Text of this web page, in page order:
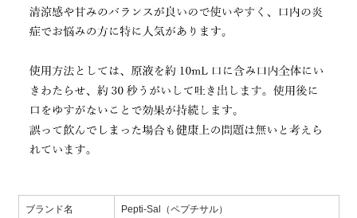
ブランド名 Pepti-Sal（ペプチサル）